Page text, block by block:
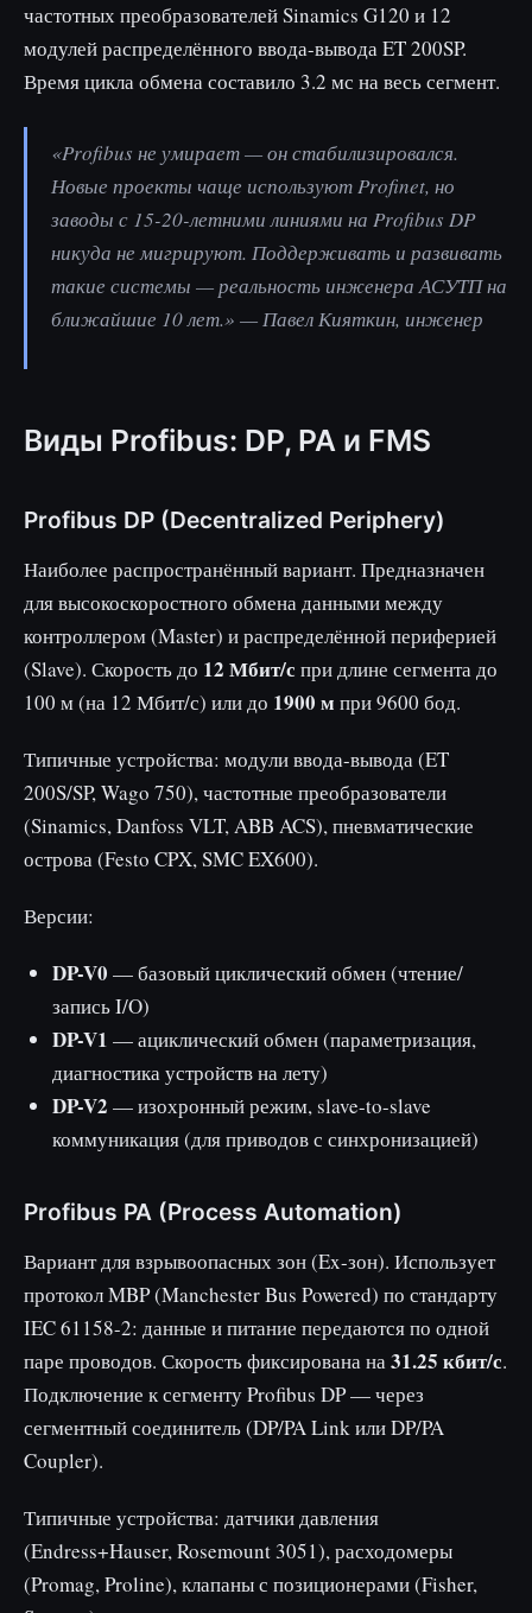
частотных преобразователей Sinamics G120 и 12
модулей распределённого ввода-вывода ET 200SP.
Время цикла обмена составило 3.2 мс на весь сегмент.
«Profibus не умирает — он стабилизировался.
Новые проекты чаще используют Profinet, но
заводы с 15-20-летними линиями на Profibus DP
никуда не мигрируют. Поддерживать и развивать
такие системы — реальность инженера АСУТП на
ближайшие 10 лет.» — Павел Кияткин, инженер
Виды Profibus: DP, PA и FMS
Profibus DP (Decentralized Periphery)
Наиболее распространённый вариант. Предназначен
для высокоскоростного обмена данными между
контроллером (Master) и распределённой периферией
(Slave). Скорость до 12 Мбит/с при длине сегмента до
100 м (на 12 Мбит/с) или до 1900 м при 9600 бод.
Типичные устройства: модули ввода-вывода (ET
200S/SP, Wago 750), частотные преобразователи
(Sinamics, Danfoss VLT, ABB ACS), пневматические
острова (Festo CPX, SMC EX600).
Версии:
DP-V0 — базовый циклический обмен (чтение/
запись I/O)
DP-V1 — ациклический обмен (параметризация,
диагностика устройств на лету)
DP-V2 — изохронный режим, slave-to-slave
коммуникация (для приводов с синхронизацией)
Profibus PA (Process Automation)
Вариант для взрывоопасных зон (Ex-зон). Использует
протокол MBP (Manchester Bus Powered) по стандарту
IEC 61158-2: данные и питание передаются по одной
паре проводов. Скорость фиксирована на31.25 кбит/с.
Подключение к сегменту Profibus DP — через
сегментный соединитель (DP/PA Link или DP/PA
Coupler).
Типичные устройства: датчики давления
(Endress+Hauser, Rosemount 3051), расходомеры
(Promag, Proline), клапаны с позиционерами (Fisher,